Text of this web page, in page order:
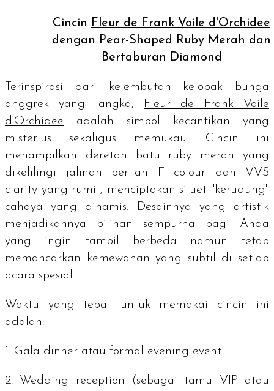
Cincin Fleur de Frank Voile d'Orchidee
dengan Pear-Shaped Ruby Merah dan
Bertaburan Diamond
Terinspirasi dari kelembutan kelopak bunga
anggrek yang langka, Fleur de Frank Voile
d'Orchidee adalah simbol kecantikan yang
misterius sekaligus memukau. Cincin ini
menampilkan deretan batu ruby merah yang
dikelilingi jalinan berlian
F colour dan VVS
clarity yang rumit, menciptakan siluet "kerudung"
cahaya yang dinamis. Desainnya yang artistik
menjadikannya pilihan sempurna bagi Anda
yang ingin tampil berbeda namun tetap
memancarkan kemewahan yang subtil di setiap
acara spesial.
Waktu yang tepat untuk memakai cincin ini
adalah:
1. Gala dinner atau formal evening event
2. Wedding reception
(sebagai tamu VIP atau